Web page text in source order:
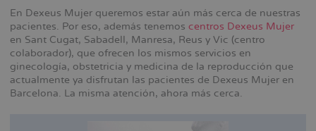
En Dexeus Mujer queremos estar aún más cerca de nuestras
pacientes. Por eso, además tenemos centros Dexeus Mujer
en Sant Cugat, Sabadell, Manresa, Reus y Vic (centro
colaborador), que ofrecen los mismos servicios en
ginecología, obstetricia y medicina de la reproducción que
actualmente ya disfrutan las pacientes de Dexeus Mujer en
Barcelona. La misma atención, ahora más cerca.